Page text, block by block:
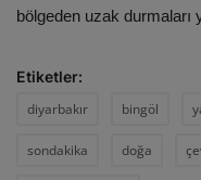
bölgeden uzak durmaları
Etiketler:
diyarbakır
bingöl
sondakika doğa